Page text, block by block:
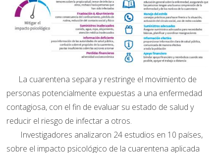
La cuarentena separa y restringe el movimiento de
personas potencialmente expuestas a una enfermedad
contagiosa, con el fin de evaluar su estado de salud y
reducir el riesgo de infectar a otros.
Investigadores analizaron 24 estudios en 10 países,
sobre el impacto psicológico de la cuarentena aplicada